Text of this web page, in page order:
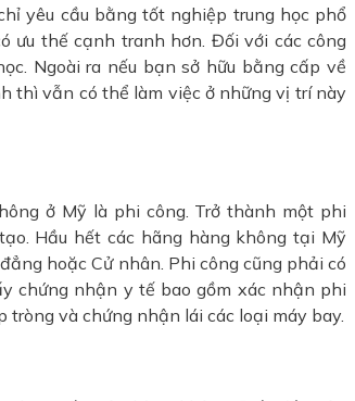
yêu cầu bằng tốt nghiệp trung học phổ
ưu thế cạnh tranh hơn. Đối với các công
Ngoài ra nếu bạn sở hữu bằng cấp về
thì vẫn có thể làm việc ở những vị trí này
ở Mỹ là phi công. Trở thành một phi
Hầu hết các hãng hàng không tại Mỹ
hoặc Cử nhân. Phi công cũng phải có
chứng nhận y tế bao gồm xác nhận phi
và chứng nhận lái các loại máy bay.